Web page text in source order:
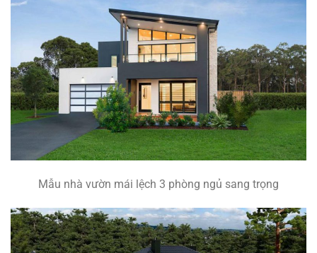
Mẫu nhà vườn mái lệch 3 phòng ngủ sang trọng